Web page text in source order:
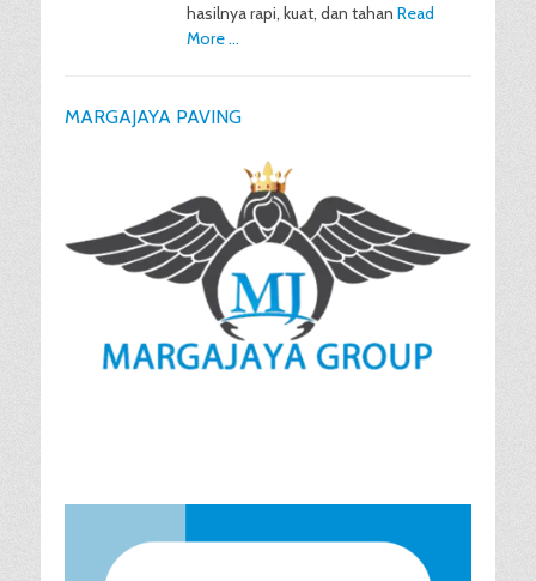
hasilnya rapi, kuat, dan tahan Read
More …
MARGAJAYA PAVING